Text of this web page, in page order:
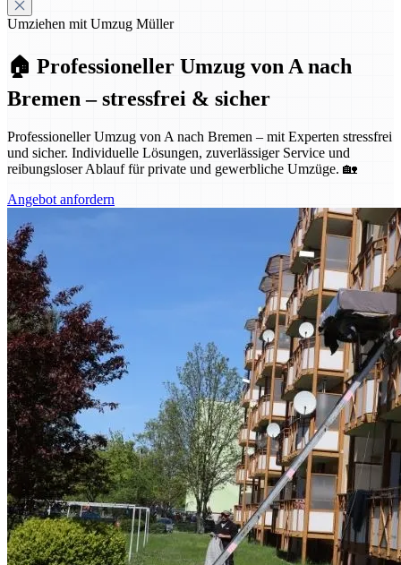
Umziehen mit Umzug Müller
🏠 Professioneller Umzug von A nach
Bremen – stressfrei & sicher
Professioneller Umzug von A nach Bremen – mit Experten stressfrei
und sicher. Individuelle Lösungen, zuverlässiger Service und
reibungsloser Ablauf für private und gewerbliche Umzüge. 🏡
Angebot anfordern